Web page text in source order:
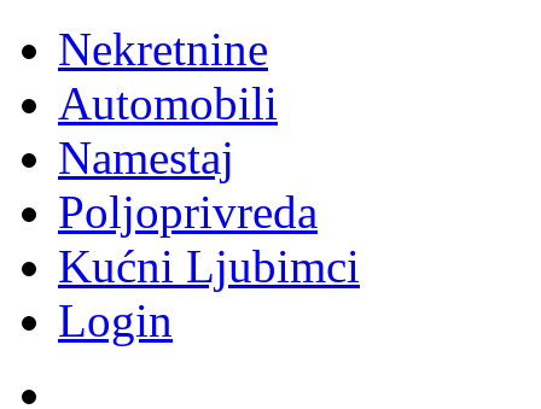
Nekretnine
Automobili
Namestaj
Poljoprivreda
Kućni Ljubimci
Login